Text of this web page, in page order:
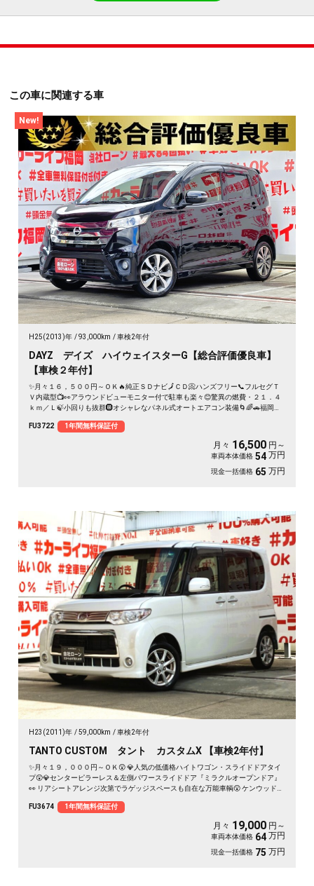
この車に関連する車
New!
H25(2013)年 93,000km 車検2年付
DAYZ デイズ ハイウェイスターG【総合評価優良車】
【車検２年付】
✨月々１６，５００円～ＯＫ🔥純正ＳＤナビ🗾ＣＤ📀ハンズフリー📞フルセグＴ
Ｖ内蔵型📺👀アラウンドビューモニター付で駐車も楽々😊驚異の燃費・２１．４
ｋｍ／Ｌ🍃小回りも抜群🛞オシャレなパネル式オートエアコン装備🌀🌈🚗福岡店
FU3722
1年間無料保証付
月々 16,500 円～
車両本体価格 54 万円
現金一括価格 65 万円
H23(2011)年 59,000km 車検2年付
TANTO CUSTOM タント カスタムX 【車検2年付】
✨月々１９，０００円～ＯＫ😲 💎人気の低価格ハイトワゴン・スライドドアタイ
プ😲💎センターピラーレス＆左側パワースライドドア『ミラクルオープンドア』
👀 リアシートアレンジ次第でラゲッジスペースも自在な万能車輌😲 ケンウッドメ
視界良好なHIDヘッドライト&フォグランプ🌈🚗
FU3674 1年間無料保証付
月々 19,000 円～
車両本体価格 64 万円
現金一括価格 75 万円